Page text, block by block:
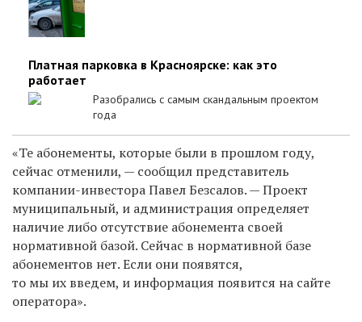
Платная парковка в Красноярске: как это
работает
Разобрались с самым скандальным проектом
года
«Те абонементы, которые были в прошлом году,
сейчас отменили, — сообщил представитель
компании-инвестора Павел Безсалов. — Проект
муниципальный, и администрация определяет
наличие либо отсутствие абонемента своей
нормативной базой. Сейчас в нормативной базе
абонементов нет. Если они появятся,
то мы их введем, и информация появится на сайте
оператора».